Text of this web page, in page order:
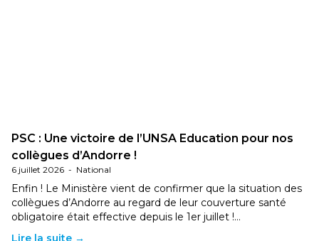
PSC : Une victoire de l’UNSA Education pour nos
collègues d’Andorre !
6 juillet 2026 - National
Enfin ! Le Ministère vient de confirmer que la situation des
collègues d’Andorre au regard de leur couverture santé
obligatoire était effective depuis le 1er juillet !…
Lire la suite →